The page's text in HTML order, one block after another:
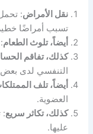
نقل الأمراض:
تسبب أمراضًا
أيضاً، تلوث الطعام
كذلك، تفاقم
التنفسي لدى
أيضاً، تلف
العضوية.
كذلك، تكاثر سريع:
عليها.